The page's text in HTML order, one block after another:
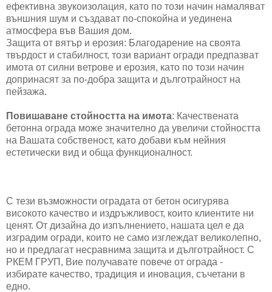
ефективна звукоизолация, като по този начин намаляват
външния шум и създават по-спокойна и уединена
атмосфера във Вашия дом.
Защита от вятър и ерозия: Благодарение на своята
твърдост и стабилност, този вариант огради предпазват
имота от силни ветрове и ерозия, като по този начин
допринасят за по-добра защита и дълготрайност на
пейзажа.
Повишаване стойността на имота: Качествената
бетонна ограда може значително да увеличи стойността
на Вашата собственост, като добави към нейния
естетически вид и обща функционалност.
С тези възможности оградата от бетон осигурява
високото качество и издръжливост, които клиентите ни
ценят. От дизайна до изпълнението, нашата цел е да
изградим огради, които не само изглеждат великолепно,
но и предлагат несравнима защита и дълготрайност. С
РКЕМ ГРУП, Вие получавате повече от ограда -
избирате качество, традиция и иновация, съчетани в
едно.